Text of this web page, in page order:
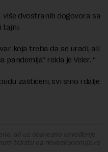
više dvostranih dogovora sa
tajni.
koja treba da se uradi, ali
rekla je Veler. “
zaštićeni, svi smo i dalje
ali uz obavezno navođenje
tekstu na novaekonomija.rs